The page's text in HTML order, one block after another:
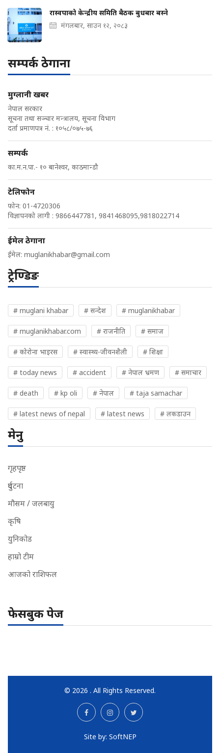
रास्वपाको केन्द्रीय समिति बैठक बुधबार बस्ने
मंगलबार, साउन १२, २०८३
सम्पर्क ठेगाना
मुग्लानी खबर
नेपाल सरकार
सूचना तथा सञ्चार मन्त्रालय, सूचना विभाग
दर्ता प्रमाणपत्र नं. : १०५८/०७५-७६
सम्पर्क
का.म.न.पा.- १० बानेश्वर, काठमान्डौ
टेलिफोन
फोन: 01-4720306
विज्ञापनको लागी : 9866447781, 9841468095,9818022714
ईमेल ठेगाना
ईमेल: muglanikhabar@gmail.com
ट्रेण्डिङ
# muglani khabar # सन्देश # muglanikhabar
# muglanikhabar.com # राजनीति # समाज
# कोरोना भाइरस # स्वास्थ्य-जीवनशैली # शिक्षा
# today news # accident # नेपाल भ्रमण # समाचार
# death # kp oli # नेपाल # taja samachar
# latest news of nepal # latest news # लकडाउन
मेनु
गृहपृष्ठ
दुर्घटना
मौसम / जलबायु
कृषि
युनिकोड
हाम्रो टीम
आजको राशिफल
फेसबुक पेज
© 2026 . All Rights Reserved.
Site by: SoftNEP